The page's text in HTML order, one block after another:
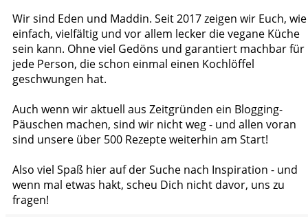
Wir sind Eden und Maddin. Seit 2017 zeigen wir Euch, wie
einfach, vielfältig und vor allem lecker die vegane Küche
sein kann. Ohne viel Gedöns und garantiert machbar für
jede Person, die schon einmal einen Kochlöffel
geschwungen hat.
Auch wenn wir aktuell aus Zeitgründen ein Blogging-
Päuschen machen, sind wir nicht weg - und allen voran
sind unsere über 500 Rezepte weiterhin am Start!
Also viel Spaß hier auf der Suche nach Inspiration - und
wenn mal etwas hakt, scheu Dich nicht davor, uns zu
fragen!